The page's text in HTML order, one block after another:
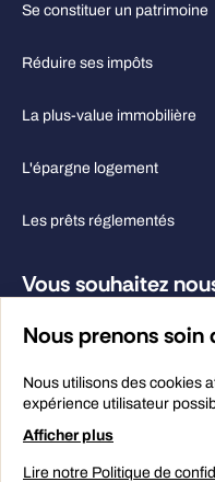
Se constituer un patrimoine
Réduire ses impôts
La plus-value immobilière
L'épargne logement
Les prêts réglementés
Vous souhaitez
Contactez-nous
Nous prenons soin
Nous utilisons des cookies
expérience utilisateur
Afficher plus
Lire notre Politique de